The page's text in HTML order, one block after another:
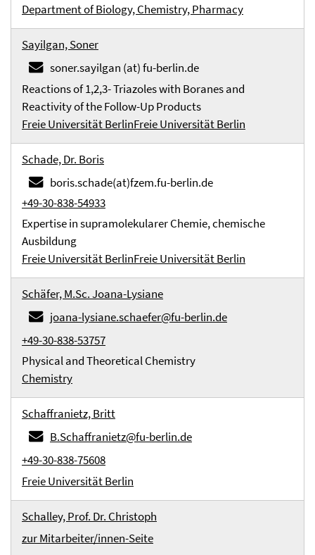
Department of Biology, Chemistry, Pharmacy
Sayilgan, Soner
soner.sayilgan (at) fu-berlin.de
Reactions of 1,2,3- Triazoles with Boranes and
Reactivity of the Follow-Up Products
Freie Universität BerlinFreie Universität Berlin
Schade, Dr. Boris
boris.schade(at)fzem.fu-berlin.de
+49-30-838-54933
Expertise in supramolekularer Chemie, chemische
Ausbildung
Freie Universität BerlinFreie Universität Berlin
Schäfer, M.Sc. Joana-Lysiane
joana-lysiane.schaefer@fu-berlin.de
+49-30-838-53757
Physical and Theoretical Chemistry
Chemistry
Schaffranietz, Britt
B.Schaffranietz@fu-berlin.de
+49-30-838-75608
Freie Universität Berlin
Schalley, Prof. Dr. Christoph
zur Mitarbeiter/innen-Seite